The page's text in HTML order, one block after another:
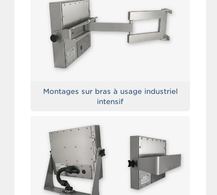
Montages sur bras à usage industriel
intensif